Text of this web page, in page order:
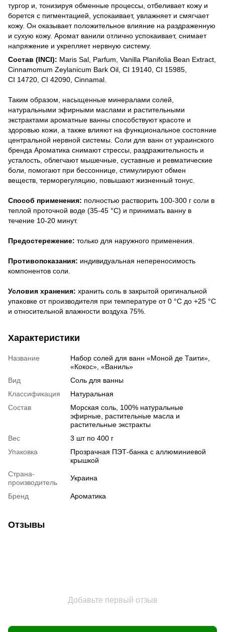
тургор и, тонизируя обменные процессы, отбеливает кожу и
борется с пигментацией, успокаивает, увлажняет и смягчает
кожу. Он оказывает положительное влияние на раздраженную
и сухую кожу. Аромат ванили отлично успокаивает, снимает
напряжение и укрепляет нервную систему.
Состав (INCI): Maris Sal, Parfum, Vanilla Planifolia Bean Extract,
Cinnamomum Zeylanicum Bark Oil, СІ 19140, СІ 15985,
CI 14720, CI 42090, Cinnamal
Таким образом, насыщенные минералами солей,
натуральными эфирными маслами и растительными
экстрактами ароматные ванны способствуют красоте и
здоровью кожи, а также влияют на функциональное состояние
центральной нервной системы. Соли для ванн от украинского
бренда Ароматика снимают стрессы, раздражительность и
усталость, облегчают мышечные, суставные и ревматические
боли, помогают при бессоннице, стимулируют обмен
веществ, терморегуляцию, повышают жизненный тонус
Способ применения: полностью растворить 100-300 г соли в
теплой проточной воде (35-45 °C) и принимать ванну в
течение 10-20 минут.
Предостережение: только для наружного применения.
Противопоказания: индивидуальная непереносимость
компонентов соли.
Условия хранения: хранить соль в закрытой оригинальной
упаковке от производителя при температуре от 0 °С до +25 °С
и относительной влажности воздуха 75%.
Характеристики
Название
Набор солей для ванн «Моной де Таити»,
«Кокос», «Ваниль»
Вид
Соль для ванны
Классификация
Натуральная
Состав
Морская соль, 100% натуральные
эфирные, растительные масла и
растительные экстракты
Вес
3 шт по 400 г
Упаковка
Прозрачная ПЭТ-банка с аллюминиевой
крышкой
Страна-
производитель
Украина
Бренд Ароматика
Отзывы
Добавьте первый отзыв